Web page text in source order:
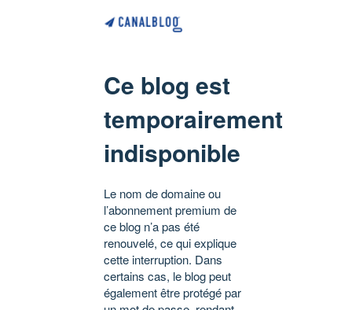
Ce blog est
temporairement
indisponible
Le nom de domaine ou
l’abonnement premium de
ce blog n’a pas été
renouvelé, ce qui explique
cette interruption. Dans
certains cas, le blog peut
également être protégé par